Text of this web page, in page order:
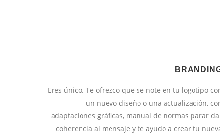
Eres único. Te ofrezco que se note en tu logotipo
un nuevo diseño o una actualización,
adaptaciones gráficas, manual de normas parar
coherencia al mensaje y te ayudo a crear tu